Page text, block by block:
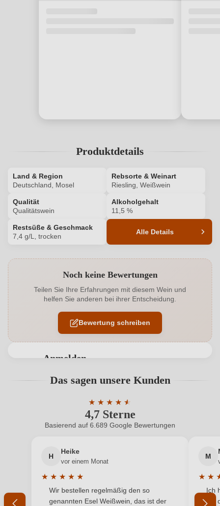
Produktdetails
Land & Region
Deutschland, Mosel
Rebsorte & Weinart
Riesling, Weißwein
Qualität
Qualitätswein
Alkoholgehalt
11,5 %
Restsüße & Geschmack
7,4 g/L, trocken
Alle Details
Alkoholgehalt in % 11,5 %
Allergene Enthält Sulfite
Ausbau Edelstahltank
Einzelfirma, Weingartenstrasse 8 1, 56814 Ernst,
Deutschland
Land Deutschland
Noch keine Bewertungen
Teilen Sie Ihre Erfahrungen mit diesem Wein und
helfen Sie anderen bei ihrer Entscheidung.
Bewertung schreiben
Anmelden
Benutzern abgegeben werden. Bitte loggen Sie sich
Neuer Kunde? Neuer Kunde?
Ihre E-Mail-Adresse
Ihr Passwort
Das sagen unsere Kunden
4,7 Sterne
★ ★ ★ ★ ★
★
Durchschnittliche Bewertung von 4.7
Basierend auf 6.689 Google Bewertungen
H
Heike
vor einem Monat
★ ★ ★ ★ ★
Durchschnittliche Bewertung von 5 von 5 Sternen
Wir bestellen regelmäßig den so
genannten Esel Weißwein, das ist der
M
★ ★
Ich
mit